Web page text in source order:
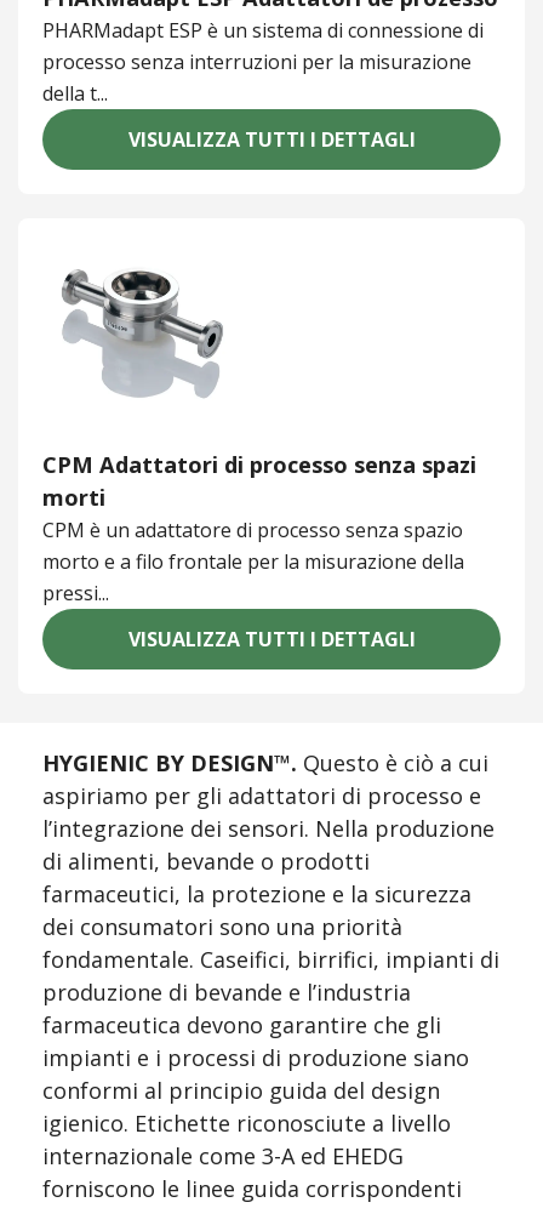
PHARMadapt ESP è un sistema di connessione di
processo senza interruzioni per la misurazione
della t...
VISUALIZZA TUTTI I DETTAGLI
CPM Adattatori di processo senza spazi
morti
CPM è un adattatore di processo senza spazio
morto e a filo frontale per la misurazione della
pressi...
VISUALIZZA TUTTI I DETTAGLI
HYGIENIC BY DESIGN™. Questo è ciò a cui
aspiriamo per gli adattatori di processo e
l’integrazione dei sensori. Nella produzione
di alimenti, bevande o prodotti
farmaceutici, la protezione e la sicurezza
dei consumatori sono una priorità
fondamentale. Caseifici, birrifici, impianti di
produzione di bevande e l’industria
farmaceutica devono garantire che gli
impianti e i processi di produzione siano
conformi al principio guida del design
igienico. Etichette riconosciute a livello
internazionale come 3-A ed EHEDG
forniscono le linee guida corrispondenti